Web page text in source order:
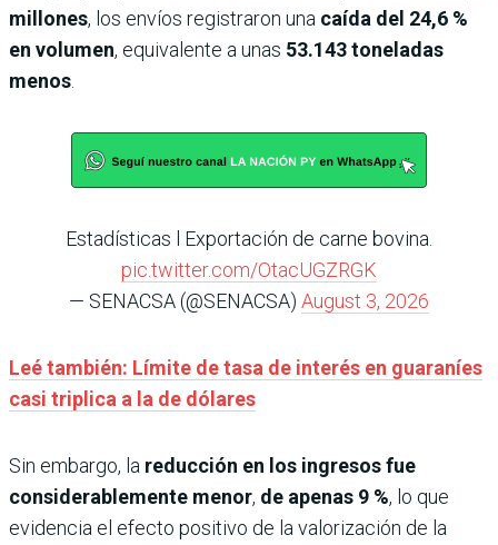
millones, los envíos registraron una caída del 24,6 %
en volumen, equivalente a unas 53.143 toneladas
menos
Estadísticas l Exportación de carne bovina.
pic.twitter.com/OtacUGZRGK
— SENACSA (@SENACSA) August 3, 2026
Leé también: Límite de tasa de interés en guaraníes
casi triplica a la de dólares
Sin embargo, la reducción en los ingresos fue
considerablemente menor, de apenas 9 %, lo que
evidencia el efecto positivo de la valorización de la